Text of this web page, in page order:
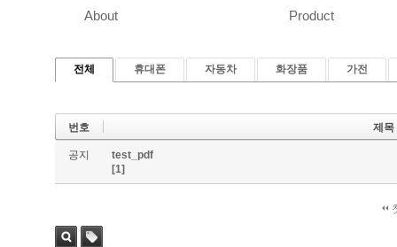
About Product
전체 휴대폰 자동차 화장품 가전
번호 제목
공지
test_pdf
[1]